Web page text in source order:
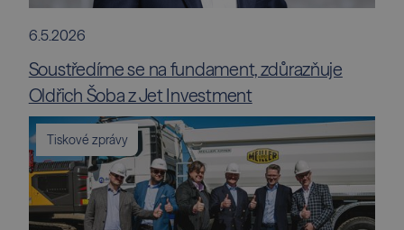
6.5.2026
Soustředíme se na fundament, zdůrazňuje
Oldřich Šoba z Jet Investment
Tiskové zprávy